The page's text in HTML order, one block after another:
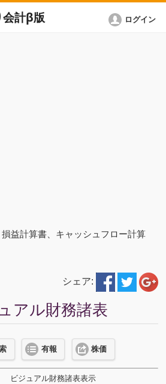
計β版 ログイン
益計算書、キャッシュフロー計算
シェア:
アル財務諸表
有報 株価
ビジュアル財務諸表表示